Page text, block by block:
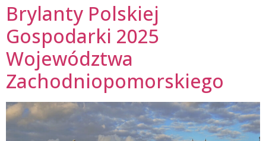
Brylanty Polskiej
Gospodarki 2025
Województwa
Zachodniopomorskiego